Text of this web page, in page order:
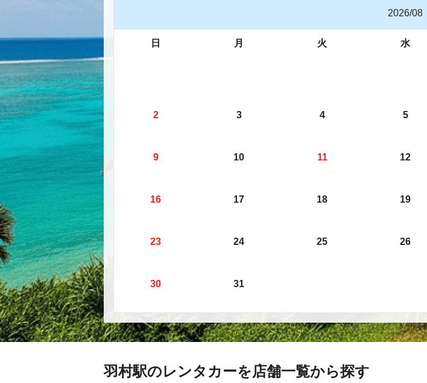
2026/08
日 月 火 水
2 3 4 5
9 10 11 12
16 17 18 19
23 24 25 26
30 31
羽村駅のレンタカーを店舗一覧から探す